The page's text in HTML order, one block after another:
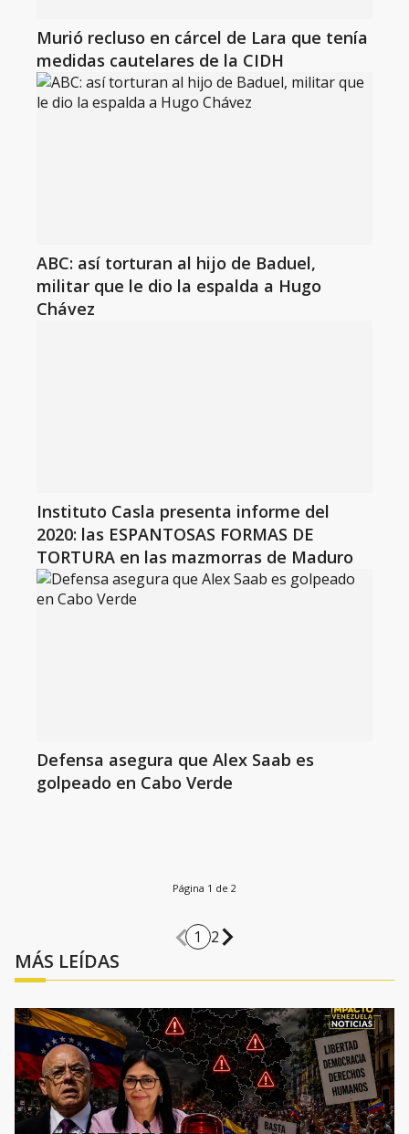
Murió recluso en cárcel de Lara que tenía
medidas cautelares de la CIDH
ABC: así torturan al hijo de Baduel,
militar que le dio la espalda a Hugo
Chávez
Instituto Casla presenta informe del
2020: las ESPANTOSAS FORMAS DE
TORTURA en las mazmorras de Maduro
Defensa asegura que Alex Saab es
golpeado en Cabo Verde
Página 1 de 2
1 2
MÁS LEÍDAS